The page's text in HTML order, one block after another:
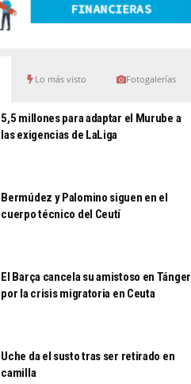
Lo más visto Fotogalerías
5,5 millones para adaptar el Murube a
las exigencias de LaLiga
Bermúdez y Palomino siguen en el
cuerpo técnico del Ceutí
El Barça cancela su amistoso en Tánger
por la crisis migratoria en Ceuta
Uche da el susto tras ser retirado en
camilla